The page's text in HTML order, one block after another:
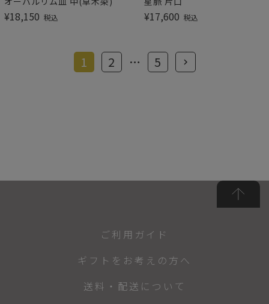
¥18,150 税込 ¥17,600 税込
1 2 … 5
ご利用ガイド
ギフトをお考えの方へ
送料・配送について